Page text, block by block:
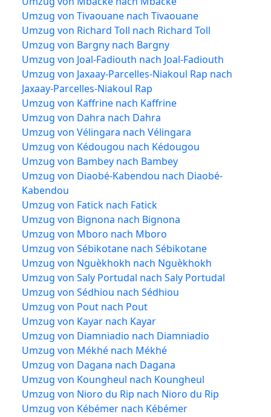
Umzug von Tivaouane nach Tivaouane
Umzug von Richard Toll nach Richard Toll
Umzug von Bargny nach Bargny
Umzug von Joal-Fadiouth nach Joal-Fadiouth
Umzug von Jaxaay-Parcelles-Niakoul Rap nach
Jaxaay-Parcelles-Niakoul Rap
Umzug von Kaffrine nach Kaffrine
Umzug von Dahra nach Dahra
Umzug von Vélingara nach Vélingara
Umzug von Kédougou nach Kédougou
Umzug von Bambey nach Bambey
Umzug von Diaobé-Kabendou nach Diaobé-
Kabendou
Umzug von Fatick nach Fatick
Umzug von Bignona nach Bignona
Umzug von Mboro nach Mboro
Umzug von Sébikotane nach Sébikotane
Umzug von Nguèkhokh nach Nguèkhokh
Umzug von Saly Portudal nach Saly Portudal
Umzug von Sédhiou nach Sédhiou
Umzug von Pout nach Pout
Umzug von Kayar nach Kayar
Umzug von Diamniadio nach Diamniadio
Umzug von Mékhé nach Mékhé
Umzug von Dagana nach Dagana
Umzug von Koungheul nach Koungheul
Umzug von Nioro du Rip nach Nioro du Rip
Umzug von Kébémer nach Kébémer